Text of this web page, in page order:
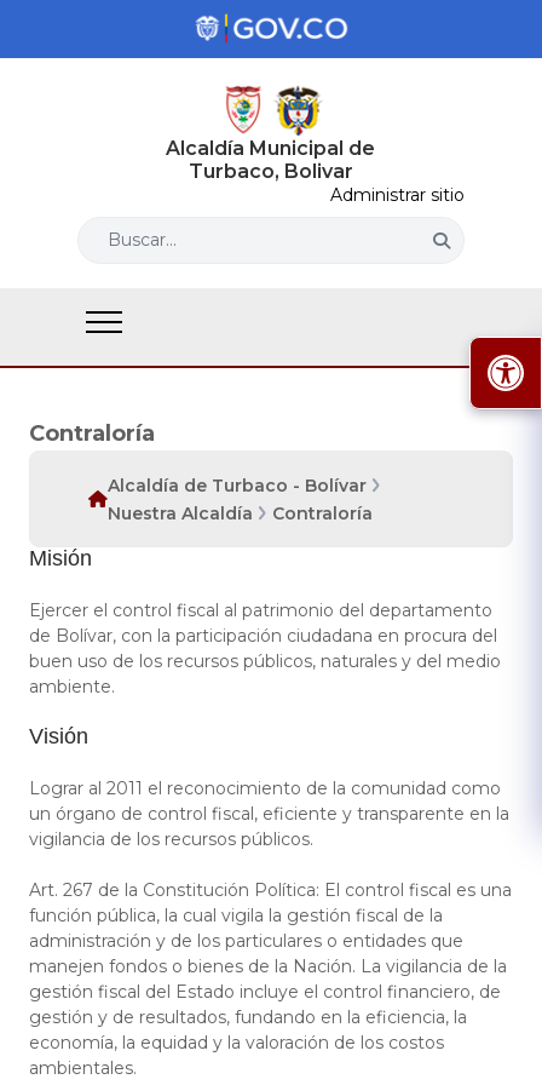
Alcaldía Municipal de
Turbaco, Bolivar
Administrar sitio
Buscar...
Contraloría
Alcaldía de Turbaco - Bolívar
Nuestra Alcaldía
Contraloría
Misión
Ejercer el control fiscal al patrimonio del departamento
de Bolívar, con la participación ciudadana en procura del
buen uso de los recursos públicos, naturales y del medio
ambiente.
Visión
Lograr al 2011 el reconocimiento de la comunidad como
un órgano de control fiscal, eficiente y transparente en la
vigilancia de los recursos públicos.
Art. 267 de la Constitución Política: El control fiscal es una
función pública, la cual vigila la gestión fiscal de la
administración y de los particulares o entidades que
manejen fondos o bienes de la Nación. La vigilancia de la
gestión fiscal del Estado incluye el control financiero, de
gestión y de resultados, fundando en la eficiencia, la
economía, la equidad y la valoración de los costos
ambientales.